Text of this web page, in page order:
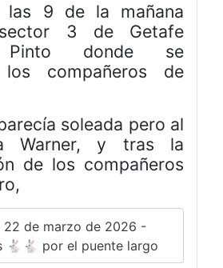
las 9 de la mañana
3 de Getafe
Pinto donde se
los compañeros de
soleada pero al
Warner, y tras la
de los compañeros
22 de marzo de 2026 -
🐇🐇 por el puente largo